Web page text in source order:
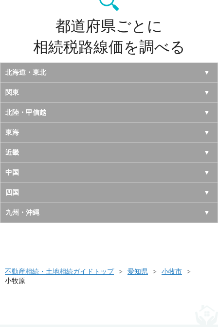
都道府県ごとに
相続税路線価を調べる
北海道・東北
北海道
青森県
岩手県
宮城県
秋田県
山形県
福島県
関東
東京都
神奈川県
千葉県
埼玉県
茨城県
栃木県
北陸・甲信越
山梨県
長野県
新潟県
富山県
石川県
東海
愛知県
岐阜県
三重県
静岡県
近畿
大阪府
京都府
兵庫県
和歌山県
中国
鳥取県
島根県
山口県
四国
徳島県
高知県
九州・沖縄
長崎県
不動産相続・土地相続ガイドトップ 愛知県
小牧市
小牧原